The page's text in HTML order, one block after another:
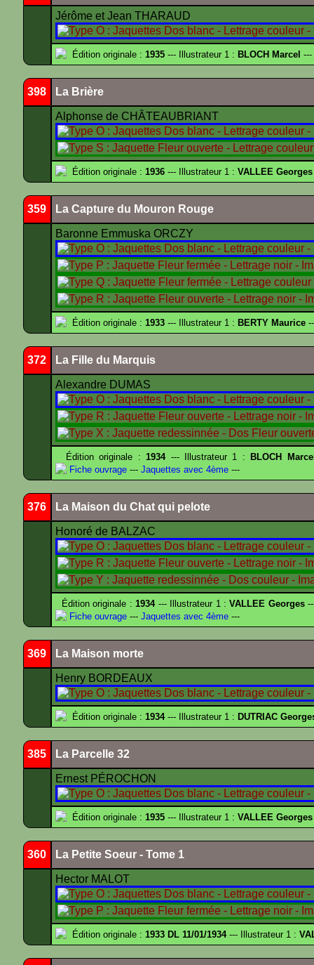
Jérôme et Jean THARAUD
Édition originale : 1935 --- Illustrateur 1 : BLOCH Marcel ---
398 La Brière
Alphonse de CHÂTEAUBRIANT
Édition originale : 1936 --- Illustrateur 1 : VALLEE Georges
359 La Capture du Mouron Rouge
Baronne Emmuska ORCZY
Édition originale : 1933 --- Illustrateur 1 : BERTY Maurice
372 La Fille du Marquis
Alexandre DUMAS
Édition originale :1934--- Illustrateur 1 :
BLOCH
Fiche ouvrage --- Jaquettes avec 4ème ---
376 La Maison du Chat qui pelote
Honoré de BALZAC
Édition originale :1934--- Illustrateur 1 :VALLEE Georges
Fiche ouvrage --- Jaquettes avec 4ème ---
369 La Maison morte
Henry BORDEAUX
Édition originale : 1934--- Illustrateur 1 : DUTRIAC
385 La Parcelle 32
Ernest PÉROCHON
Édition originale : 1935 --- Illustrateur 1 : VALLEE Georges
360 La Petite Soeur - Tome 1
Hector MALOT
Édition originale : 1933 DL 11/01/1934--- Illustrateur 1 :